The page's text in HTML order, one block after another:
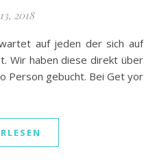
2018
Wir haben diese direkt über
Person gebucht. Bei Get yor